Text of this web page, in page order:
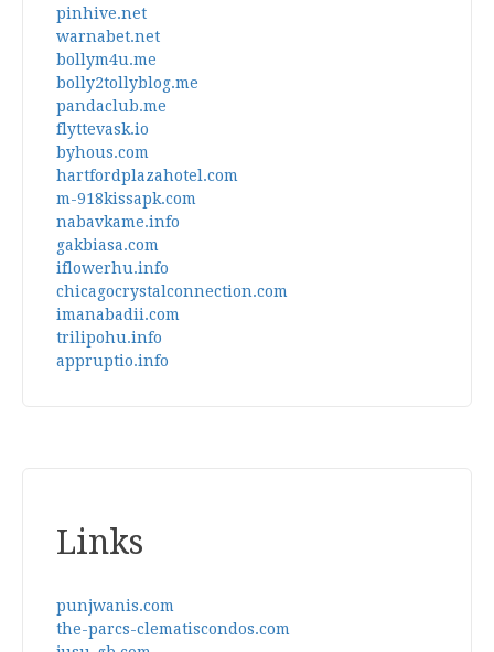
pinhive.net
warnabet.net
bollym4u.me
bolly2tollyblog.me
pandaclub.me
flyttevask.io
byhous.com
hartfordplazahotel.com
m-918kissapk.com
nabavkame.info
gakbiasa.com
iflowerhu.info
chicagocrystalconnection.com
imanabadii.com
trilipohu.info
appruptio.info
Links
punjwanis.com
the-parcs-clematiscondos.com